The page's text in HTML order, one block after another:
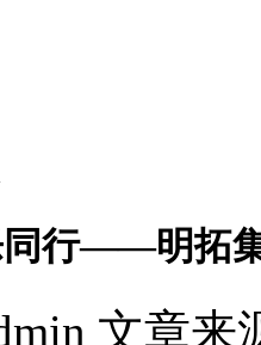
同行——明拓
文章来